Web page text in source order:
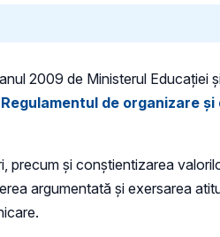
2009 de Ministerul Educaţiei
Regulamentul de organizare
precum și conştientizarea
argumentată şi exersarea